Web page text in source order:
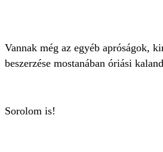
Vannak még az egyéb apróságok,
beszerzése mostanában óriási
Sorolom is!